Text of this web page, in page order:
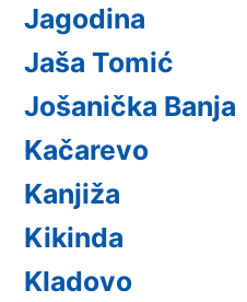
Jagodina
Jaša Tomić
Jošanička Banja
Kačarevo
Kanjiža
Kikinda
Kladovo